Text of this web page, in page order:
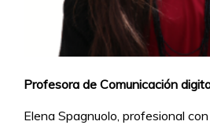
Profesora de Comunicación
Elena Spagnuolo, profesional